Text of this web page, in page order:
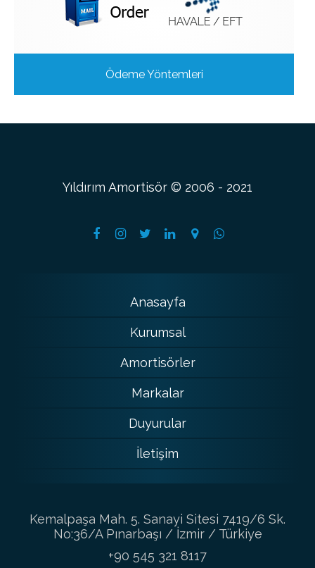
Ödeme Yöntemleri
Yıldırım Amortisör © 2006 - 2021
Anasayfa
Kurumsal
Amortisörler
Markalar
Duyurular
İletişim
Kemalpaşa Mah. 5. Sanayi Sitesi 7419/6 Sk.
No:36/A Pınarbaşı / İzmir / Türkiye
+90 545 321 8117